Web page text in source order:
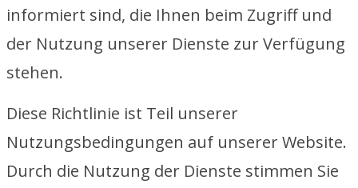
informiert sind, die Ihnen beim Zugriff und
der Nutzung unserer Dienste zur Verfügung
stehen.
Diese Richtlinie ist Teil unserer
Nutzungsbedingungen auf unserer Website.
Durch die Nutzung der Dienste stimmen Sie